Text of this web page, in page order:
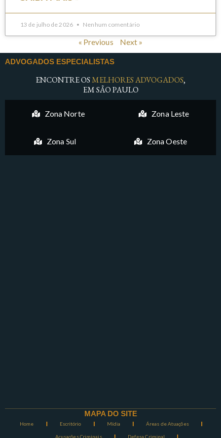
13 de julho de 2026 Nenhum comentário
« Previous Next »
ADVOGADOS ESPECIALISTAS
ENCONTRE OSMELHORES ADVOGADOS,
EM SÃO PAULO
Zona Norte Zona Leste
Zona Sul Zona Oeste
MAPA DO SITE
Home Escritório Mídia Áreas de Atuações
Acusações Criminais Defesa Criminal